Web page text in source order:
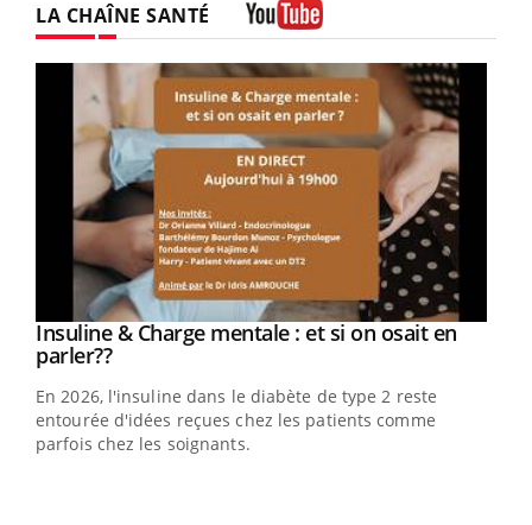
LA CHAÎNE SANTÉ
Youtube
Insuline & Charge mentale : et si on osait en
parler??Youtube
En 2026, l'insuline dans le diabète de type 2 reste
entourée d'idées reçues chez les patients comme
parfois chez les soignants.